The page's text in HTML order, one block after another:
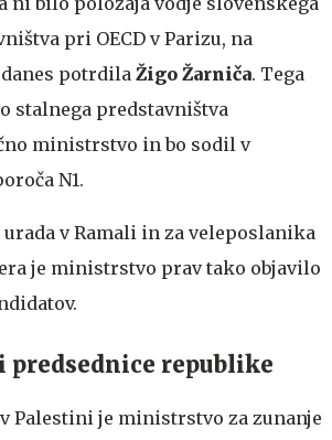
pri OECD v Parizu, na
potrdila Žigo Žarniča. Tega
stalnega predstavništva
ministrstvo in bo sodil v
N1.
urada v Ramali in za veleposlanika
je ministrstvo prav tako objavilo
predsednice republike
v Palestini je ministrstvo za zunanje